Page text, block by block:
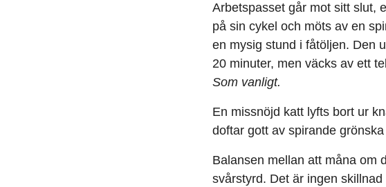
Arbetspasset går mot sitt slut,
på sin cykel och möts av en
en mysig stund i fåtöljen. Den
20 minuter, men väcks av ett
Som vanligt.
En missnöjd katt lyfts bort ur
doftar gott av spirande
Balansen mellan att måna om
svårstyrd. Det är ingen